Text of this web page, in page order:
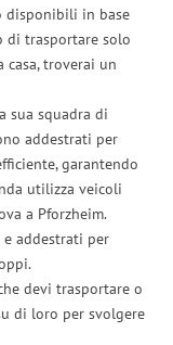
disponibili in base
di trasportare solo
troverai un
sua squadra di
addestrati per
garantendo
utilizza veicoli
a Pforzheim.
addestrati per
devi trasportare o
di loro per svolgere